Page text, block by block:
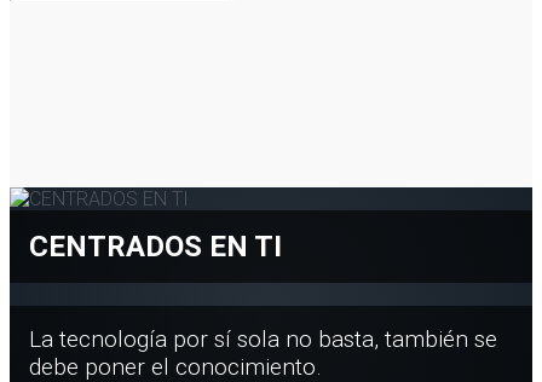
CENTRADOS EN TI
La tecnología por sí sola no basta, también se
debe poner el conocimiento.